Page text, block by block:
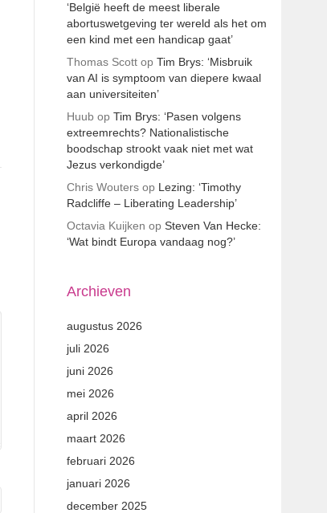
‘België heeft de meest liberale
abortuswetgeving ter wereld als het om
een kind met een handicap gaat’
Thomas Scottop Tim Brys: ‘Misbruik
van AI is symptoom van diepere kwaal
aan universiteiten’
Huubop Tim Brys: ‘Pasen volgens
extreemrechts? Nationalistische
boodschap strookt vaak niet met wat
Jezus verkondigde’
Chris Woutersop Lezing: ‘Timothy
Radcliffe – Liberating Leadership’
Octavia Kuijken op Steven Van Hecke:
‘Wat bindt Europa vandaag nog?’
Archieven
augustus 2026
juli 2026
juni 2026
mei 2026
april 2026
maart 2026
februari 2026
januari 2026
december 2025